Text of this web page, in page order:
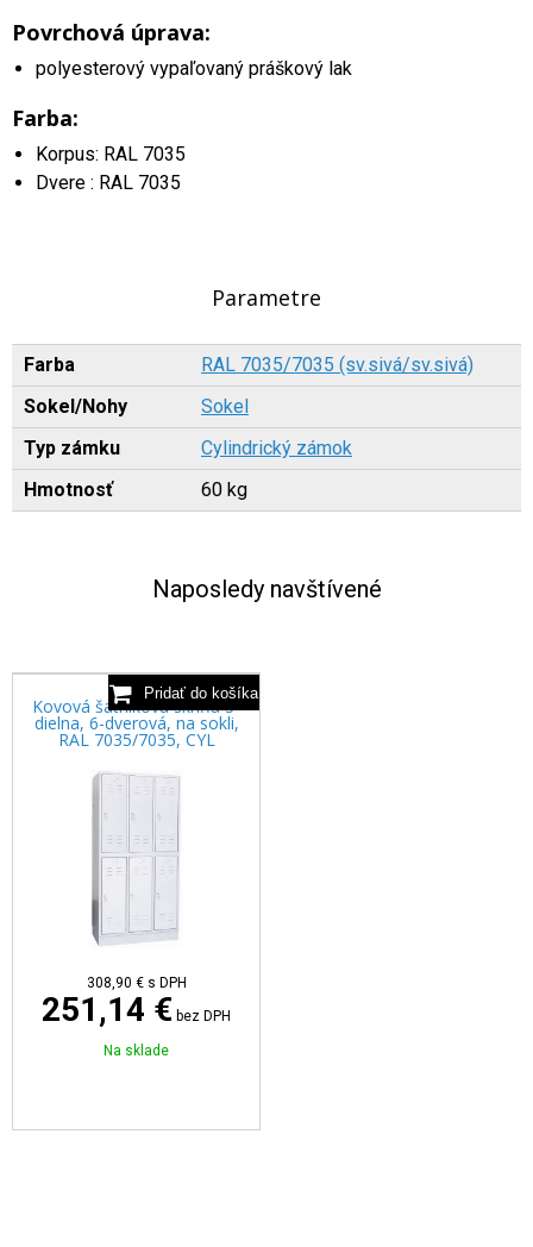
Povrchová úprava:
polyesterový vypaľovaný práškový lak
Farba:
Korpus: RAL 7035
Dvere : RAL 7035
Parametre
Farba
RAL 7035/7035 (sv.sivá/sv.sivá)
Sokel/Nohy
Sokel
Typ zámku
Cylindrický zámok
Hmotnosť
60 kg
Naposledy navštívené
Kovová šatníková skriňa 3-
dielna, 6-dverová, na sokli,
RAL 7035/7035, CYL
308,90 € s DPH
251,14 € bez DPH
Na sklade